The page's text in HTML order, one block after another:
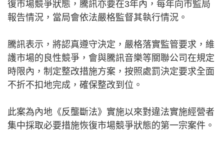
復市場競爭狀態，騰訊亦要在3年內，每年向市監局
報告情況，當局會依法嚴格監督其執行情況。
騰訊表示，將認真遵守決定，嚴格落實監管要求，維
護市場的良性競爭，會與騰訊音樂等關聯公司在規定
時限內，制定整改措施方案，按照處罰決定要求全面
不折不扣地完成，確保整改到位。
此案為內地《反壟斷法》實施以來對違法實施經營者
集中採取必要措施恢復市場競爭狀態的第一宗案件。